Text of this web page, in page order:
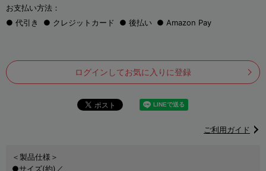
お支払い方法：
代引き
クレジットカード 後払い Amazon Pay
ログインしてお気に入りに登録
ご利用ガイド
＜製品仕様＞
●サイズ(約)／